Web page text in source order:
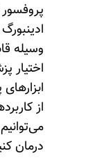
پروفسور
وسیله
اختیار
از
درمان